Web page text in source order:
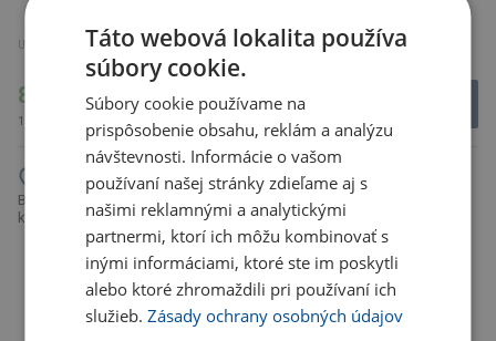
U partnera 1910 ks
84.43 €
103.85 € s DPH
U partnera 1687 ks
3.29 €
4.05 € s DPH
BINKY pevný kufor na 4
kolieskach, biela
CALIS pevný kufor so 4
kolieskami, biela
Táto webová lokalita používa
súbory cookie.
Súbory cookie používame na
prispôsobenie obsahu, reklám a analýzu
návštevnosti. Informácie o vašom
používaní našej stránky zdieľame aj s
našimi reklamnými a analytickými
partnermi, ktorí ich môžu kombinovať s
inými informáciami, ktoré ste im poskytli
alebo ktoré zhromaždili pri používaní ich
služieb.Zásady ochrany osobných údajov